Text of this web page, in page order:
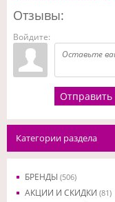
Отзывы:
Войдите:
Отправить
Категории раздела
БРЕНДЫ (506)
АКЦИИ И СКИДКИ (81)